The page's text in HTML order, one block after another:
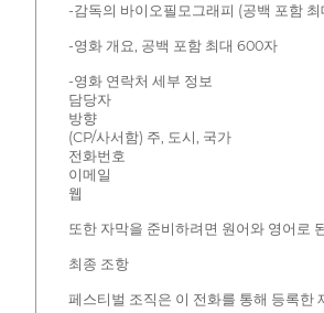
-감독의 바이오필모그래피 (공백 포함
-영화 개요, 공백 포함 최대 600자
-영화 연락처 세부 정보
담당자
방향
(CP/사서함) 주, 도시, 국가
전화번호
이메일
웹
또한 자막을 준비하려면 원어와 영어로
최종 조항
페스티벌 조직은 이 전화를 통해 등록한